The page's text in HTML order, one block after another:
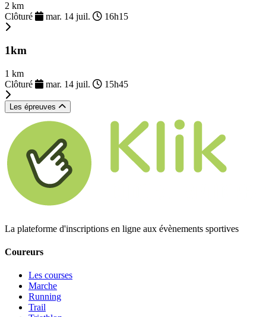
2 km
Clôturé
mar. 14 juil. 16h15
1km
1 km
Clôturé
mar. 14 juil. 15h45
Les épreuves
La plateforme d'inscriptions en ligne aux évènements sportives
Coureurs
Les courses
Marche
Running
Trail